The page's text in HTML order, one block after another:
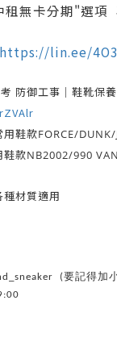
租無卡分期"選項
https://lin.ee/
防御工事｜鞋靴保
用鞋款FORCE/
鞋款NB2002/990
種材質適用
(要記得加